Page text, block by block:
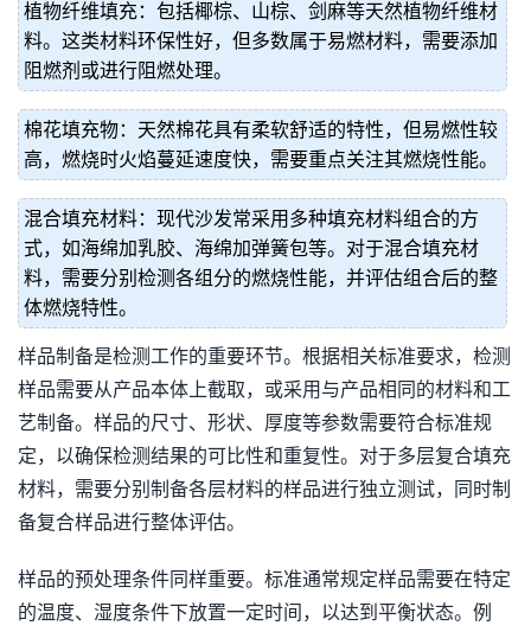
植物纤维填充：包括椰棕、山棕、剑麻等天然植物纤维材
料。这类材料环保性好，但多数属于易燃材料，需要添加
阻燃剂或进行阻燃处理。
棉花填充物：天然棉花具有柔软舒适的特性，但易燃性较
高，燃烧时火焰蔓延速度快，需要重点关注其燃烧性能。
混合填充材料：现代沙发常采用多种填充材料组合的方
式，如海绵加乳胶、海绵加弹簧包等。对于混合填充材
料，需要分别检测各组分的燃烧性能，并评估组合后的整
体燃烧特性。
样品制备是检测工作的重要环节。根据相关标准要求，检测
样品需要从产品本体上截取，或采用与产品相同的材料和工
艺制备。样品的尺寸、形状、厚度等参数需要符合标准规
定，以确保检测结果的可比性和重复性。对于多层复合填充
材料，需要分别制备各层材料的样品进行独立测试，同时制
备复合样品进行整体评估。
样品的预处理条件同样重要。标准通常规定样品需要在特定
的温度、湿度条件下放置一定时间，以达到平衡状态。例